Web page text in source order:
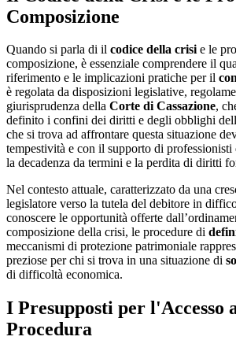
Composizione
Quando si parla di il codice della crisie le
composizione, è essenziale comprendere il
riferimento e le implicazioni pratiche per il
è regolata da disposizioni legislative,
giurisprudenza della Corte di Cassazione,
definito i confini dei diritti e degli obblighi
che si trova ad affrontare questa situazione
tempestività e con il supporto di
la decadenza da termini e la perdita di diritti
Nel contesto attuale, caratterizzato da una
legislatore verso la tutela del debitore in
conoscere le opportunità offerte
composizione della crisi, le procedure di
meccanismi di protezione patrimoniale
preziose per chi si trova in una situazione di
di difficoltà economica.
I Presupposti per l'Accesso
Procedura